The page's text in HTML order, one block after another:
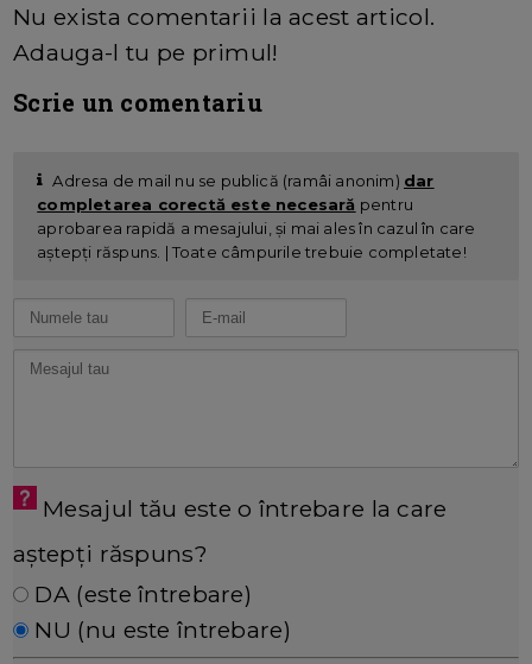
Nu exista comentarii la acest articol.
Adauga-l tu pe primul!
Scrie un comentariu
Adresa de mail nu se publică (ramâi anonim) dar
completarea corectă este necesară pentru
aprobarea rapidă a mesajului, și mai ales în cazul în care
aștepți răspuns. | Toate câmpurile trebuie completate!
Mesajul tău este o întrebare la care
aștepți răspuns?
DA (este întrebare)
NU (nu este întrebare)